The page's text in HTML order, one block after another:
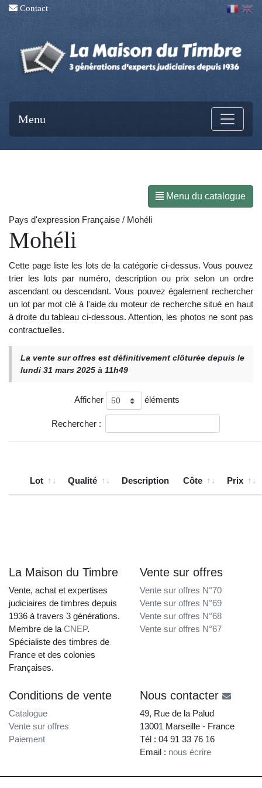
Contact
Menu
Menu du catalogue
Pays d'expression Française / Mohéli
Mohéli
Cette page liste les lots de la catégorie ci-dessus. Vous pouvez
trier les lots par numéro, description ou prix selon un ordre
ascendant ou descendant. Vous pouvez également rechercher
un lot par mot clé à l'aide du moteur de recherche situé en haut
à droite du tableau ci-dessous. Attention, les photos ne sont pas
contractuelles.
La vente sur offres est définitivement clôturée depuis le
lundi 31 mars 2025 à 11h49
Afficher éléments
Rechercher :
Lot Qualité Description Côte Prix
La Maison du Timbre
Vente, achat et expertises
judiciaires de timbres depuis
1936 à travers 3 générations.
Membre de la CNEP.
Spécialiste des timbres de
France et des colonies
Françaises.
Vente sur offres
Vente sur offres N°70
Vente sur offres N°69
Vente sur offres N°68
Vente sur offres N°67
Conditions de vente
Catalogue
Vente sur offres
Paiement
Nous contacter
49, Rue de la Palud
13001 Marseille - France
Tél : 04 91 33 76 16
Email : nous écrire